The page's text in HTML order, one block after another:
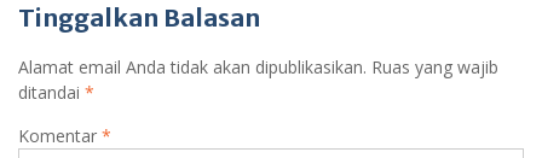
Tinggalkan Balasan
Alamat email Anda tidak akan dipublikasikan. Ruas yang wajib
ditandai *
Komentar *